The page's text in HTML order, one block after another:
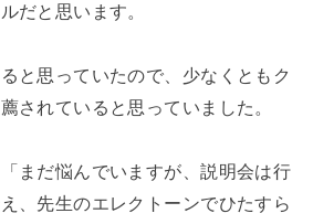
だと思います。
と思っていたので、少なくともク
されていると思っていました。
まだ悩んでいますが、説明会は行
、先生のエレクトーンでひたすら